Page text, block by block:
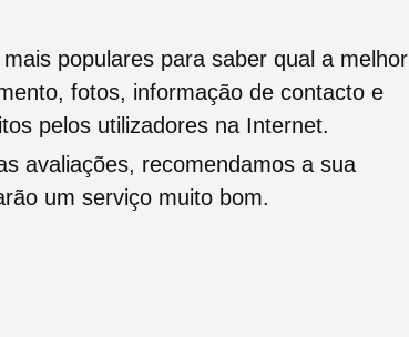
populares para saber qual a melhor
fotos, informação de contacto e
pelos utilizadores na Internet.
avaliações, recomendamos a sua
um serviço muito bom.